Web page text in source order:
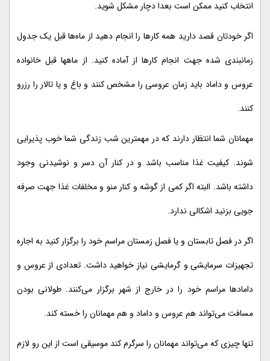
انتخاب کنید ممکن است بعدا دچار مشکل شوید.
اگر خودتان قصد دارید همه کارها را انجام دهید از ماه‌ها قبل یک جدول
زمانبندی شده جهت انجام کارها از آماده کنید. از ماهها قبل خانواده
عروس و داماد باید زمان عروسی را مشخص کنند و باغ و یا تالار را رزرو
کنند.
مهمانان شما انتظار دارند که در مهمترین شب زندگی شما خوب پذیرایی
شوند. کیفیت غذا مناسب باشد و در کنار آن دسر و نوشیدنی وجود
داشته باشد. البته اگر کمی از گوشه و کنار منو و مخلفات غذا جهت صرفه
جویی بزنید اشکالی ندارد.
اگر در فصل تابستان و یا فصل زمستان مراسم خود را برگزار کنید به اجاره
تجهیزات سرمایشی و گرمایشی نیاز خواهید داشت. تعدادی از عروس و
دامادها مراسم خود را در خارج از شهر برگزار می‌کنند. طولانی بودن
مسافت می‌تواند هم عروس و داماد و هم مهمانان را خسته کند.
تنها چیزی که می‌تواند مهمانان را سرگرم کند موسیقی است از این رو لازم